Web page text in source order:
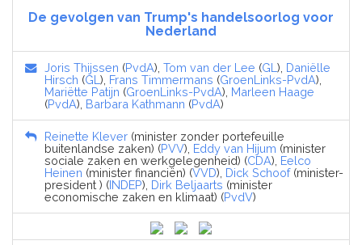
De gevolgen van Trump's handelsoorlog voor
Nederland
Joris Thijssen (PvdA), Tom van der Lee (GL ), Daniëlle
Hirsch (GL ), Frans Timmermans (GroenLinks-PvdA),
Mariëtte Patijn (GroenLinks-PvdA), Marleen Haage
(PvdA), Barbara Kathmann (PvdA)
Reinette Klever (minister zonder portefeuille
buitenlandse zaken) (PVV), Eddy van Hijum (minister
sociale zaken en werkgelegenheid) (CDA), Eelco
Heinen (minister financiën) (VVD), Dick Schoof(minister-
president ) (INDEP), Dirk Beljaarts (minister
economische zaken en klimaat) (PvdV)